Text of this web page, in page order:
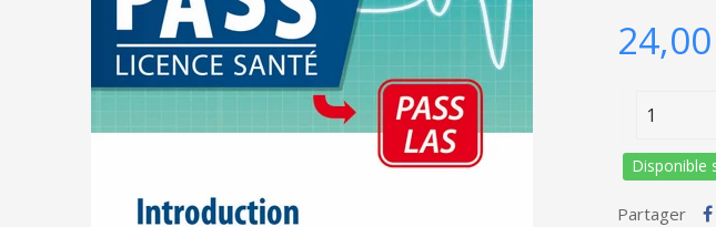
Disponible
Partager